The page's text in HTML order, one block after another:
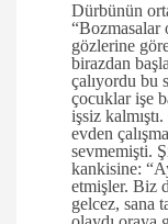
Dürbünün
“Bozmasalar
gözlerine
birazdan
çalıyordu bu
çocuklar işe
işsiz
evden
sevmemişti.
kankisine:
etmişler. Biz
gelcez, sana